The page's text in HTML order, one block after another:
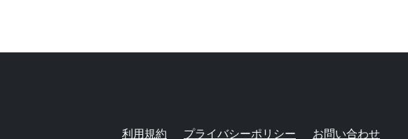
利用規約 プライバシーポリシー お問い合わせ